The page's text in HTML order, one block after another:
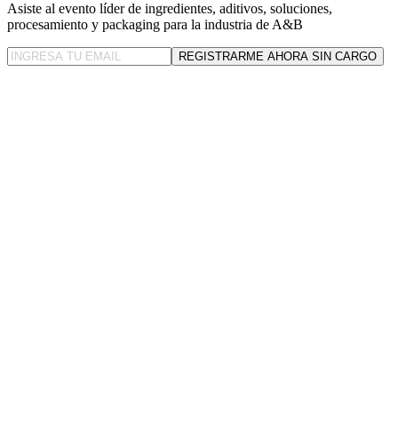
Asiste al evento líderde ingredientes, aditivos, soluciones,
procesamiento y packaging para la industria de A&B
REGISTRARME AHORA SIN CARGO